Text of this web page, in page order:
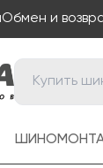
Обмен и